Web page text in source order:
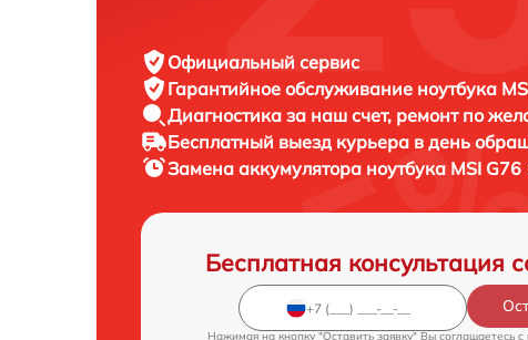
Официальный сервис
Гарантийное обслуживание ноутбука
Диагностика за наш счет, ремонт по
Бесплатный выезд курьера в день
Замена аккумулятора ноутбука MSI
Бесплатная консультация
Нажимая на кнопку "Оставить заявку" Вы соглашаетесь c